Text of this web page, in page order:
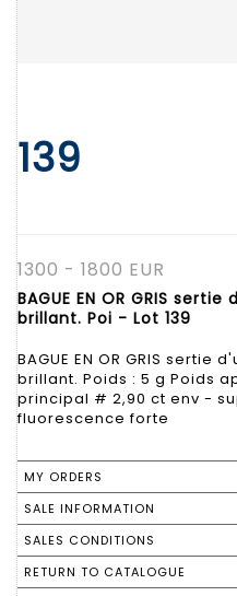
139
1300 - 1800 EUR
BAGUE EN OR GRIS
brillant. Poi - Lot 139
BAGUE EN OR GRIS sertie
brillant. Poids : 5 g Poids
principal # 2,90 ct env -
fluorescence forte
MY ORDERS
SALE INFORMATION
SALES CONDITIONS
RETURN TO CATALOGUE